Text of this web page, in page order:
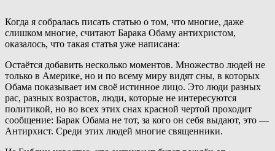
Когда я собралась писать статью о том, что многие, даже
слишком многие, считают Барака Обаму антихристом,
оказалось, что такая статья уже написана:
Остаётся добавить несколько моментов. Множество людей не
только в Америке, но и по всему миру видят сны, в которых
Обама показывает им своё истинное лицо. Это люди разных
рас, разных возрастов, люди, которые не интересуются
политикой, но во всех этих снах красной чертой проходит
сообщение: Барак Обама не тот, за кого он себя выдают, это —
Антирхист. Среди этих людей многие священники.